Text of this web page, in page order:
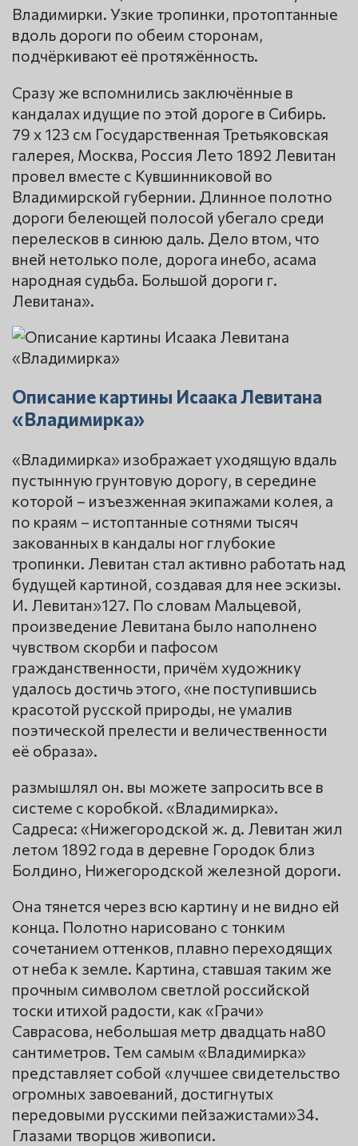
Владимирки. Узкие тропинки, протоптанные
вдоль дороги по обеим сторонам,
подчёркивают её протяжённость.
Сразу же вспомнились заключённые в
кандалах идущие по этой дороге в Сибирь.
79 x 123 см Государственная Третьяковская
галерея, Москва, Россия Лето 1892 Левитан
провел вместе с Кувшинниковой во
Владимирской губернии. Длинное полотно
дороги белеющей полосой убегало среди
перелесков в синюю даль. Дело втом, что
вней нетолько поле, дорога инебо, асама
народная судьба. Большой дороги г.
Левитана».
Описание картины Исаака Левитана
«Владимирка»
«Владимирка» изображает уходящую вдаль
пустынную грунтовую дорогу, в середине
которой – изъезженная экипажами колея, а
по краям – истоптанные сотнями тысяч
закованных в кандалы ног глубокие
тропинки. Левитан стал активно работать над
будущей картиной, создавая для нее эскизы.
И. Левитан»127. По словам Мальцевой,
произведение Левитана было наполнено
чувством скорби и пафосом
гражданственности, причём художнику
удалось достичь этого, «не поступившись
красотой русской природы, не умалив
поэтической прелести и величественности
её образа».
размышлял он. вы можете запросить все в
системе с коробкой. «Владимирка».
Садреса: «Нижегородской ж. д. Левитан жил
летом 1892 года в деревне Городок близ
Болдино, Нижегородской железной дороги.
Она тянется через всю картину и не видно ей
конца. Полотно нарисовано с тонким
сочетанием оттенков, плавно переходящих
от неба к земле. Картина, ставшая таким же
прочным символом светлой российской
тоски итихой радости, как «Грачи»
Саврасова, небольшая метр двадцать на80
сантиметров. Тем самым «Владимирка»
представляет собой «лучшее свидетельство
огромных завоеваний, достигнутых
передовыми русскими пейзажистами»34.
Глазами творцов живописи.